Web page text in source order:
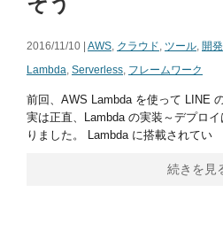
2016/11/10 | AWS, クラウド, ツール, 開発
Lambda, Serverless, フレームワーク
前回、AWS Lambda を使って LINE
実は正直、Lambda の実装～デプロ
りました。 Lambda に搭載されてい
続きを見